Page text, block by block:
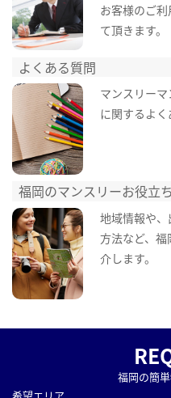
お客様のご
て頂きます。
よくある質問
マンスリー
に関するよく
福岡のマンスリーお役立
地域情報や
方法など、
介します。
福岡の簡